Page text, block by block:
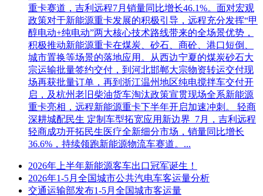
重卡赛道，吉利远程7月销量同比增长46.1%。面对宏观
政策对于新能源重卡发展的积极引导，远程充分发挥“甲
醇电动+纯电动”两大核心技术路线带来的全场景优势，
积极推动新能源重卡在煤炭、砂石、商砼、港口短倒、
城市置换等场景的落地应用。从西边宁夏的煤炭砂石大
宗运输批量签约交付，到河北邯郸大宗物资转运交付现
场再获批量订单，再到浙江温州地区纯电搅拌车交付开
启，及杭州老旧柴油货车淘汰政策宣贯现场全系新能源
重卡亮相，远程新能源重卡下半年开启加速冲刺。 轻商
深耕城配民生 定制车型拓宽应用新边界 7月，吉利远程
轻商成功开拓民生医疗全新细分市场，销量同比增长
36.6%，持续领跑新能源物流车赛道。...
2026年上半年新能源客车出口冠军诞生！
2026年1-5月全国城市公共汽电车客运量分析
交通运输部发布1-5月全国城市客运量